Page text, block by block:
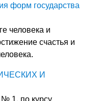
форм государства
человека и
счастья и
И
по курсу